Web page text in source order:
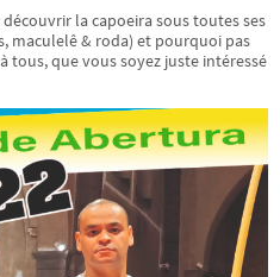
la capoeira sous toutes ses
maculelê & roda) et pourquoi pas
tous, que vous soyez juste intéressé